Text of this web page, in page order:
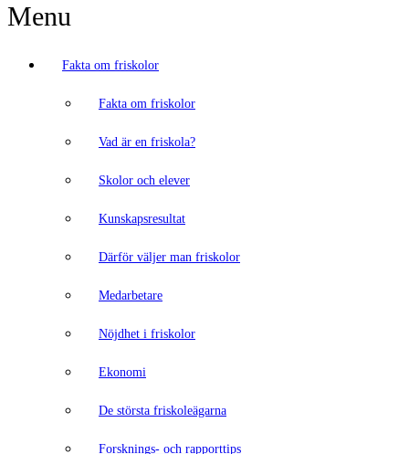
Menu
Fakta om friskolor
Fakta om friskolor
Vad är en friskola?
Skolor och elever
Kunskapsresultat
Därför väljer man friskolor
Medarbetare
Nöjdhet i friskolor
Ekonomi
De största friskoleägarna
Forsknings- och rapporttips